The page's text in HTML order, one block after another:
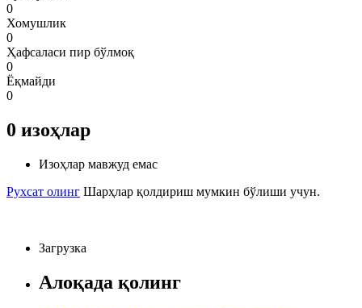
0
Хомушлик
0
Ҳафсаласи пир бўлмоқ
0
Ёқмайди
0
0 изоҳлар
Изоҳлар мавжуд емас
Рухсат олинг Шарҳлар қолдириш мумкин бўлиши учун.
Загрузка
Алоқада қолинг